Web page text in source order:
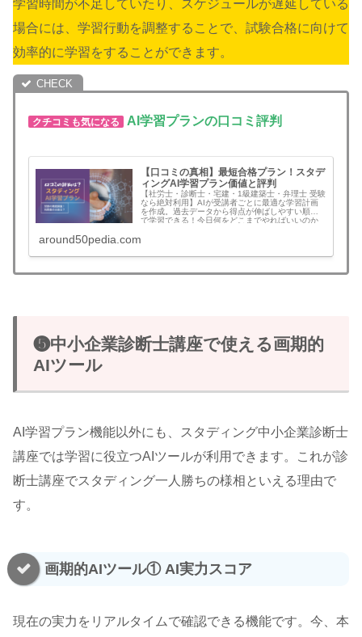
学習時間が不足していたり、スケジュールが遅延している
場合には、学習行動を調整することで、試験合格に向けて
効率的に学習をすることができます。
クチコミも気になる AI学習プランの口コミ評判
【口コミの真相】最短合格プラン！スタデ
ィングAI学習プラン価値と評判
【社労士・診断士・宅建・1級建築士・弁理士 受験
なら絶対利用】AIが受講者ごとに最適な学習計画
を作成。過去データから得点が伸ばしやすい順番
で学習できる！今日何をどこまでやればいいのか
いかに？
around50pedia.com
❺中小企業診断士講座で使える画期的
AIツール
AI学習プラン機能以外にも、スタディング中小企業診断士
講座では学習に役立つAIツールが利用できます。これが診
断士講座でスタディング一人勝ちの様相といえる理由で
す。
画期的AIツール① AI実力スコア
現在の実力をリアルタイムで確認できる機能です。今、本